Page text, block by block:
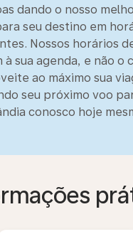
dando o nosso
seu destino em
Nossos horários
à sua agenda, e não o
ao máximo sua
seu próximo voo
conosco hoje